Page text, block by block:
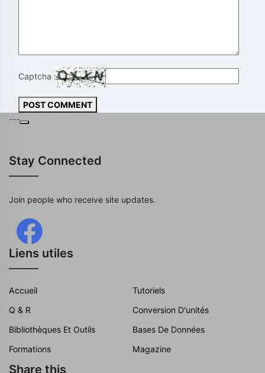
Captcha :
POST COMMENT
---
Stay Connected
Join people who receive site updates.
Liens utiles
Accueil
Tutoriels
Q & R
Conversion D'unités
Bibliothèques Et Outils
Bases De Données
Formations
Magazine
Share this